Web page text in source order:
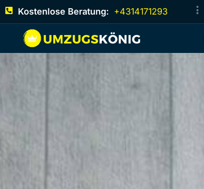
Kostenlose Beratung: +4314171293